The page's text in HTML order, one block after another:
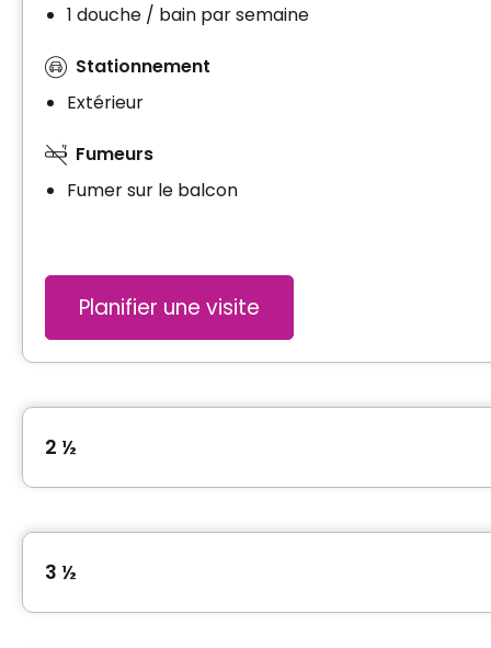
1 douche / bain par semaine
Stationnement
Extérieur
Fumeurs
Fumer sur le balcon
Planifier une visite
2 ½
Prix sans crédit d'impôt
3 ½